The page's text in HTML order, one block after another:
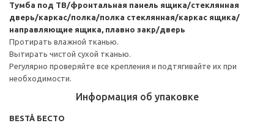
Тумба под ТВ/фронтальная панель ящика/стеклянная
дверь/каркас/полка/полка стеклянная/каркас ящика/
направляющие ящика, плавно закр/дверь
Протирать влажной тканью.
Вытирать чистой сухой тканью.
Регулярно проверяйте все крепления и подтягивайте их при
необходимости.
Информация об упаковке
BESTÅ БЕСТО